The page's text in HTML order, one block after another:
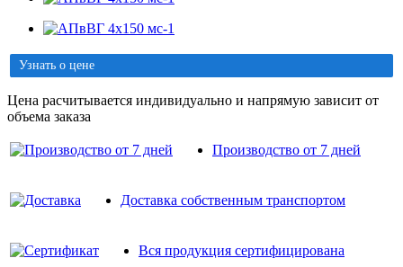
Узнать о цене
Цена расчитывается индивидуально и напрямую зависит от
объема заказа
Производство от 7 дней
Доставка собственным транспортом
Вся продукция сертифицирована